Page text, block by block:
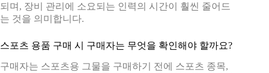
되며, 장비 관리에 소요되는 인력의 시간이 훨씬 줄어드
는 것을 의미합니다.
스포츠 용품 구매 시 구매자는 무엇을 확인해야 할까요?
구매자는 스포츠용 그물을 구매하기 전에 스포츠 종목,